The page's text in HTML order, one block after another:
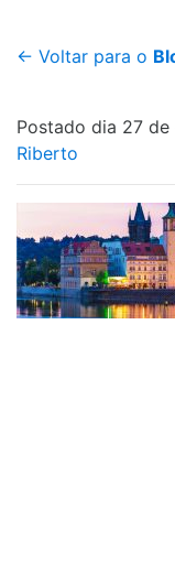
← Voltar para o
Postado dia 27
Riberto